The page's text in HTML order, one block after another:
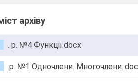
архіву
. р. №4 Функції.docx
.р. №1 Одночлени.